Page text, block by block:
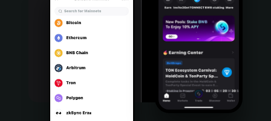
Português (Portugal)
Bahasa Indonesia